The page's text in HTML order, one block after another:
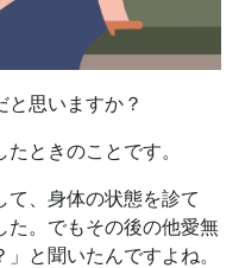
思いますか？
ときのことです。
、身体の状態を診て
。でもその後の他愛無
と聞いたんですよね。